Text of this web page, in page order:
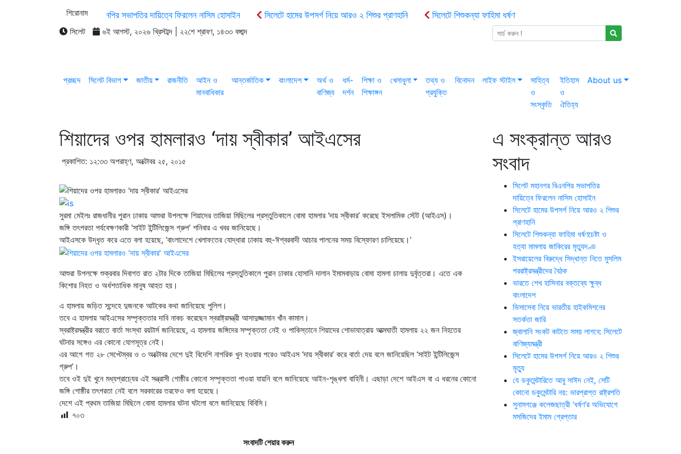
শিরোনাম
সিলেট মহানগর বিএনপির সভাপতির দায়িত্বে ফিরলেন নাসিম হোসাইন সিলেটে হামের উপসর্গ নিয়ে আরও ২ শিশুর প্রাণহানি সিলেটে শিশুকন্যা ফাহিমা ধর্ষণচেষ্টা ও হত্যা মামলায় জাকিরের মৃত্যুদণ্ড
শাল্লায় বিদ্যুৎস্পৃষ্টে ২ কিশোরের মৃত্যু
সিলেটে ডিবি পরিচয়ে কিশোরকে অপহরণের চেষ্টা, অভিযুক্তকে গণপিটুনি ও গাড়ি ভাঙচুর মৌলভীবাজারে এমপি নাসেরকে নিয়ে এআই দিয়ে অশ্লীল ভিডিও, গ্রেফতার ১
সিলেট ৬ই আগস্ট, ২০২৬ খ্রিস্টাব্দ | ২২শে শ্রাবণ, ১৪৩৩ বঙ্গাব্দ
প্রচ্ছদ সিলেট বিভাগ জাতীয় রাজনীতি
আইন ও
মানবাধিকার
আন্তর্জাতিক বাংলাদেশ
অর্থ ও
বাণিজ্য
ধর্ম-
দর্শন
শিক্ষা ও
শিক্ষাঙ্গন
খেলাধুলা
তথ্য ও
প্রযুক্তি
বিনোদন লাইফ স্টাইল
সাহিত্য
ও
সংস্কৃতি
ইতিহাস
ও
ঐতিহ্য
About us
শিয়াদের ওপর হামলারও ‘দায় স্বীকার’ আইএসের
প্রকাশিত: ১২:৩৩ অপরাহ্ণ, অক্টোবর ২৫, ২০১৫
সুরমা মেইলঃ রাজধানীর পুরান ঢাকায় আশুরা উপলক্ষে শিয়াদের তাজিয়া মিছিলের প্রস্তুতিকালে বোমা হামলার ‘দায় স্বীকার’ করেছে ইসলামিক স্টেট (আইএস)।
জঙ্গি তৎপরতা পর্যবেক্ষণকারী ‘সাইট ইন্টিলিজেন্স গ্রুপ’ শনিবার এ খবর জানিয়েছে।
আইএসকে উদ্ধৃত করে এতে বলা হয়েছে, ‘বাংলাদেশে খেলাফতের যোদ্ধারা ঢাকায় বহু-ঈশ্বরবাদী আচার পালনের সময় বিস্ফোরণ চালিয়েছে।’
আশুরা উপলক্ষে শুক্রবার দিবাগত রাত ২টার দিকে তাজিয়া মিছিলের প্রস্তুতিকালে পুরান ঢাকার হোসানি দালান ইমামবাড়ায় বোমা হামলা চালায় দুর্বৃত্তরা। এতে এক
কিশোর নিহত ও অর্ধশতাধিক মানুষ আহত হয়।
এ হামলায় জড়িত সন্দেহে দুজনকে আটকের কথা জানিয়েছে পুলিশ।
তবে এ হামলায় আইএসের সম্পৃক্ততার দাবি নাকচ করেছেন স্বরাষ্ট্রমন্ত্রী আসাদুজ্জামান খাঁন কামাল।
স্বরাষ্ট্রমন্ত্রীর বরাতে বার্তা সংস্থা রয়টার্স জানিয়েছে, এ হামলায় জঙ্গিদের সম্পৃক্ততা নেই ও পাকিস্তানে শিয়াদের শোভাযাত্রায় আত্মঘাতী হামলায় ২২ জন নিহতের
ঘটনার সঙ্গেও এর কোনো যোগসূত্র নেই।
এর আগে গত ২৮ সেপ্টেম্বর ও ৩ অক্টোবর দেশে দুই বিদেশি নাগরিক খুন হওয়ার পরেও আইএস ‘দায় স্বীকার’ করে বার্তা দেয় বলে জানিয়েছিল ‘সাইট ইন্টিলিজেন্স
গ্রুপ’।
তবে ওই দুই খুনে মধ্যপ্রাচ্যের এই সন্ত্রাসী গোষ্ঠীর কোনো সম্পৃক্ততা পাওয়া যায়নি বলে জানিয়েছে আইন-শৃঙ্খলা বাহিনী। এছাড়া দেশে আইএস বা এ ধরনের কোনো
জঙ্গি গোষ্ঠীর তৎপরতা নেই বলে সরকারের তরফেও বলা হয়েছে।
দেশে এই প্রথম তাজিয়া মিছিলে বোমা হামলার ঘটনা ঘটলো বলে জানিয়েছে বিবিসি।
৭০৩
সংবাদটি শেয়ার করুন
এ সংক্রান্ত আরও
সংবাদ
সিলেট মহানগর বিএনপির সভাপতির
দায়িত্বে ফিরলেন নাসিম হোসাইন
সিলেটে হামের উপসর্গ নিয়ে আরও ২ শিশুর
প্রাণহানি
সিলেটে শিশুকন্যা ফাহিমা ধর্ষণচেষ্টা ও
হত্যা মামলায় জাকিরের মৃত্যুদণ্ড
ইসরায়েলের বিরুদ্ধে সিদ্ধান্ত নিতে মুসলিম
পররাষ্ট্রমন্ত্রীদের বৈঠক
ভারতে শেখ হাসিনার বক্তব্যে ক্ষুব্ধ
বাংলাদেশ
ভিসাসেবা নিয়ে ভারতীয় হাইকমিশনের
সতর্কতা জারি
জ্বালানি সংকট কাটতে সময় লাগবে: সিলেটে
বাণিজ্যমন্ত্রী
সিলেটে হামের উপসর্গ নিয়ে আরও ২ শিশুর
মৃত্যু
যে ডকুমেন্টারিতে আবু সাঈদ নেই, সেটি
কোনো ডকুমেন্টারি নয়: ভারপ্রাপ্ত রাষ্ট্রপতি
সুনামগঞ্জে কলেজছাত্রী ‘ধর্ষণ’র অভিযোগে
মসজিদের ইমাম গ্রেপ্তার